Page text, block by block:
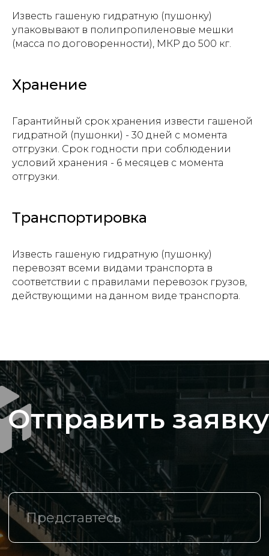
Известь гашеную гидратную (пушонку)
упаковывают в полипропиленовые мешки
(масса по договоренности), МКР до 500 кг.
Хранение
Гарантийный срок хранения извести гашеной
гидратной (пушонки) - 30 дней с момента
отгрузки. Срок годности при соблюдении
условий хранения - 6 месяцев с момента
отгрузки.
Транспортировка
Известь гашеную гидратную (пушонку)
перевозят всеми видами транспорта в
соответствии с правилами перевозок грузов,
действующими на данном виде транспорта.
Прикрепите файл с заявкой
Add files
соглашаетесь c политикой
конфиденциальности
О компании
Каталог
Спецпредложения
Доставка и оплата
Логистические центры
Компания
Контакты